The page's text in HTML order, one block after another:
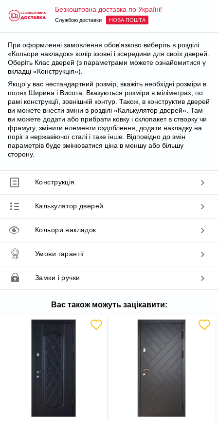
Безкоштовна доставка по Україні!
Службою доставки НОВА ПОШТА
При оформленні замовлення обов'язково виберіть в розділі
«Кольори накладок» колір ззовні і зсередини для своїх дверей.
Оберіть Клас дверей (з параметрами можете ознайомитися у
вкладці «Конструкція»).
Якщо у вас нестандартний розмір, вкажіть необхідні розміри в
полях Ширина і Висота. Вказуються розміри в міліметрах, по
рамі конструкції, зовнішній контур. Також, в конструктив дверей
ви можете внести зміни в розділі «Калькулятор дверей». Там
ви можете додати або прибрати ковку і склопакет в створку чи
фрамугу, змінити елементи оздоблення, додати накладку на
поріг з нержавіючої сталі і таке інше. Відповідно до змін
параметрів буде змінюватися ціна в меншу або більшу
сторону.
Конструкція
Калькулятор дверей
Кольори накладок
Умови гарантії
Замки і ручки
Вас також можуть зацікавити: